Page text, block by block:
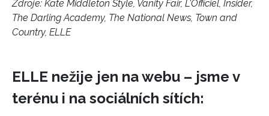
Zdroje: Kate Middleton Style, Vanity Fair, L'Officiel, Insider,
The Darling Academy, The National News, Town and
Country, ELLE
ELLE nežije jen na webu – jsme v
terénu i na sociálních sítích: